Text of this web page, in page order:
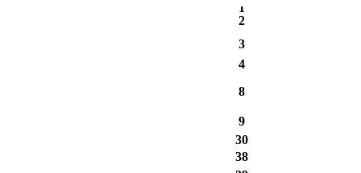
1
2
3
4
8
9
30
38